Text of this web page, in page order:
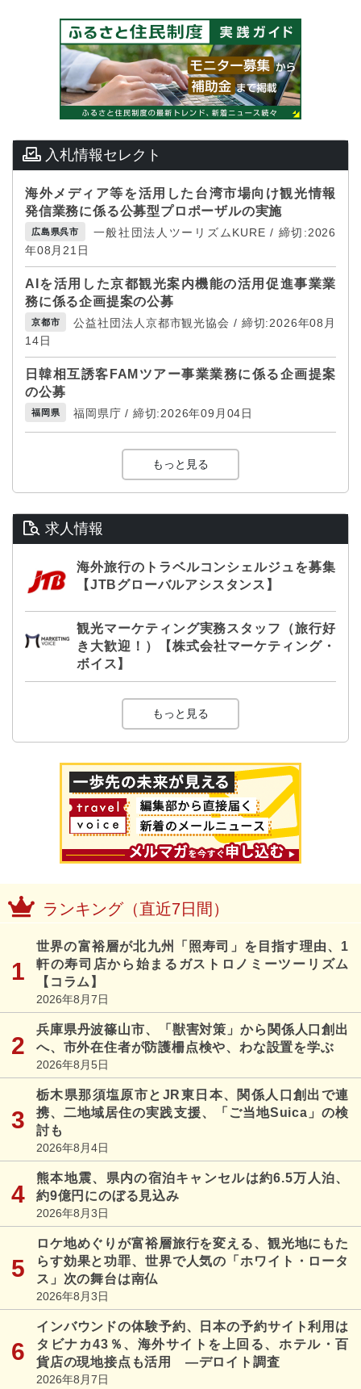
入札情報セレクト
海外メディア等を活用した台湾市場向け観光情報
発信業務に係る公募型プロポーザルの実施
広島県呉市
一般社団法人ツーリズムKURE / 締切:2026
年08月21日
AIを活用した京都観光案内機能の活用促進事業業
務に係る企画提案の公募
京都市
公益社団法人京都市観光協会 / 締切:2026年08月
14日
日韓相互誘客FAMツアー事業業務に係る企画提案
の公募
福岡県 福岡県庁 / 締切:2026年09月04日
もっと見る
求人情報
海外旅行のトラベルコンシェルジュを募集
【JTBグローバルアシスタンス】
観光マーケティング実務スタッフ（旅行好
き大歓迎！）【株式会社マーケティング・
ボイス】
もっと見る
ランキング（直近7日間）
世界の富裕層が北九州「照寿司」を目指す理由、1
軒の寿司店から始まるガストロノミーツーリズム
【コラム】
2026年8月7日
兵庫県丹波篠山市、「獣害対策」から関係人口創出
へ、市外在住者が防護柵点検や、わな設置を学ぶ
2026年8月5日
栃木県那須塩原市とJR東日本、関係人口創出で連
携、二地域居住の実践支援、「ご当地Suica」の検
討も
2026年8月4日
熊本地震、県内の宿泊キャンセルは約6.5万人泊、
約9億円にのぼる見込み
2026年8月3日
ロケ地めぐりが富裕層旅行を変える、観光地にもた
らす効果と功罪、世界で人気の「ホワイト・ロータ
ス」次の舞台は南仏
2026年8月3日
インバウンドの体験予約、日本の予約サイト利用は
タビナカ43％、海外サイトを上回る、ホテル・百
貨店の現地接点も活用 ―デロイト調査
2026年8月7日